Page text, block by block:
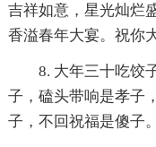
吉祥如意，星光灿烂
香溢春年大宴。祝你
8. 大年三十吃饺
子，磕头带响是孝子
子，不回祝福是傻子